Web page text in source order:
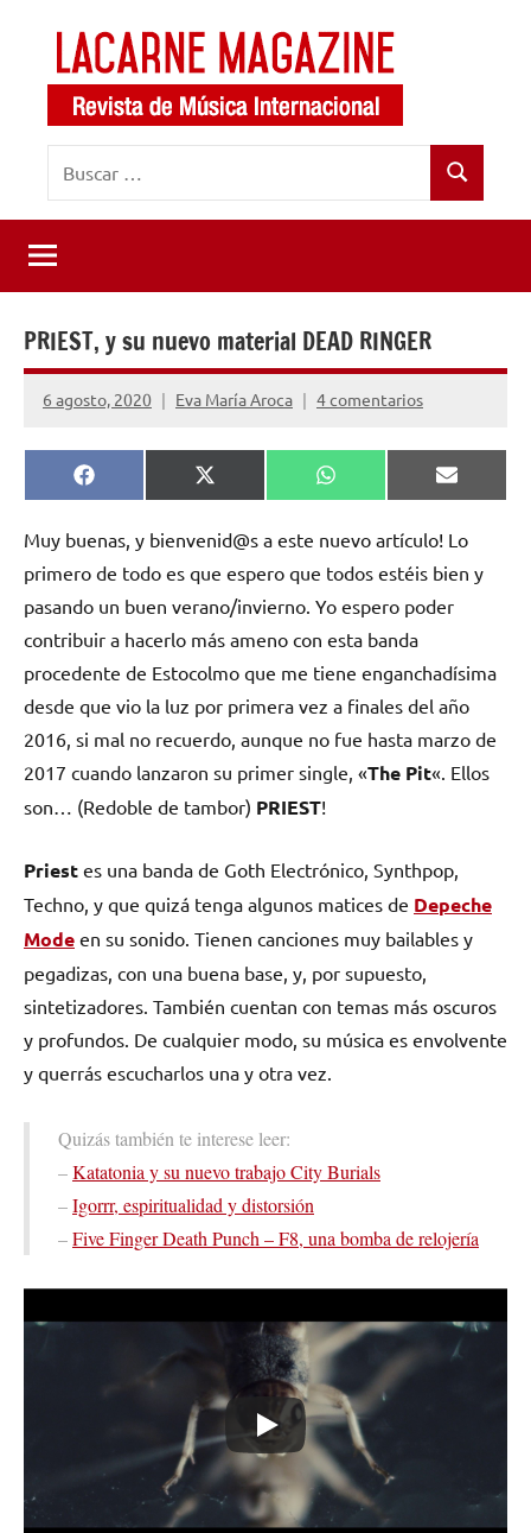
contenido
LaCarne
Magazine
de
música
internacional
Buscar
PRIEST, y su nuevo material DEAD RINGER
6 agosto, 2020 Eva María Aroca 4 comentarios
Compartir
en
Facebook
Compartir
en
X
(Twitter)
Compartir
en
WhatsApp
en
Email
Muy buenas, y bienvenid@s a este nuevo artículo! Lo
primero de todo es que espero que todos estéis bien y
pasando un buen verano/invierno. Yo espero poder
contribuir a hacerlo más ameno con esta banda
procedente de Estocolmo que me tiene enganchadísima
desde que vio la luz por primera vez a finales del año
2016, si mal no recuerdo, aunque no fue hasta marzo de
2017 cuando lanzaron su primer single, «The Pit«. Ellos
son… (Redoble de tambor) PRIEST!
Priest es una banda de Goth Electrónico, Synthpop,
Techno, y que quizá tenga algunos matices de Depeche
Mode en su sonido. Tienen canciones muy bailables y
pegadizas, con una buena base, y, por supuesto,
sintetizadores. También cuentan con temas más oscuros
y profundos. De cualquier modo, su música es envolvente
y querrás escucharlos una y otra vez.
Quizás también te interese leer:
–Katatonia y su nuevo trabajo City Burials
–Igorrr, espiritualidad y distorsión
–Five Finger Death Punch – F8, una bomba de relojería